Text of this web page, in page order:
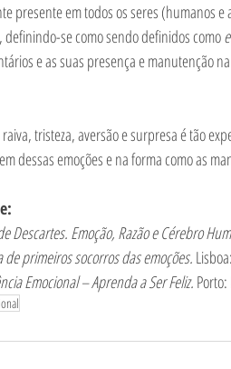
presente em todos os seres (humanos
definindo-se como sendo definidos como
e as suas presença e manutenção
tristeza, aversão e surpresa é tão
dessas emoções e na forma como as
Descartes. Emoção, Razão e Cérebro
de primeiros socorros das emoções.
Emocional – Aprenda a Ser Feliz.